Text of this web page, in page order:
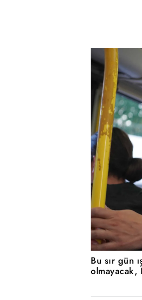
Bu sır gün
olmayacak,